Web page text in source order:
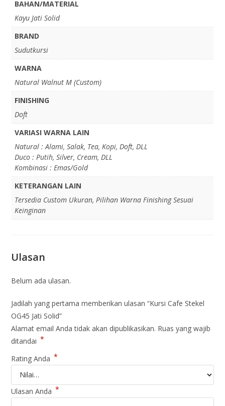
BAHAN/MATERIAL
Kayu Jati Solid
BRAND
Sudutkursi
WARNA
Natural Walnut M (Custom)
FINISHING
Doft
VARIASI WARNA LAIN
Natural : Alami, Salak, Tea, Kopi, Doft, DLL
Duco : Putih, Silver, Cream, DLL
Kombinasi : Emas/Gold
KETERANGAN LAIN
Tersedia Custom Ukuran, Pilihan Warna Finishing Sesuai
Keinginan
Ulasan
Belum ada ulasan.
Jadilah yang pertama memberikan ulasan “Kursi Cafe Stekel
OG45 Jati Solid”
Alamat email Anda tidak akan dipublikasikan. Ruas yang wajib
ditandai *
Rating Anda *
Ulasan Anda *